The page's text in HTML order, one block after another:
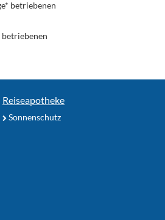
betriebenen
betriebenen
Reiseapotheke
Sonnenschutz